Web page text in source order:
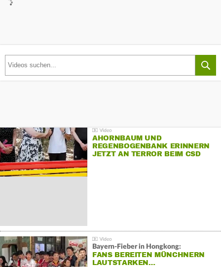
AHORNBAUM UND
REGENBOGENBANK ERINNERN
JETZT AN TERROR BEIM CSD
Bayern-Fieber in Hongkong:
FANS BEREITEN MÜNCHNERN
LAUTSTARKEN…